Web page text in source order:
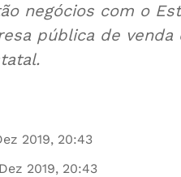
negócios com o
pública de
2019, 20:43
2019, 20:43